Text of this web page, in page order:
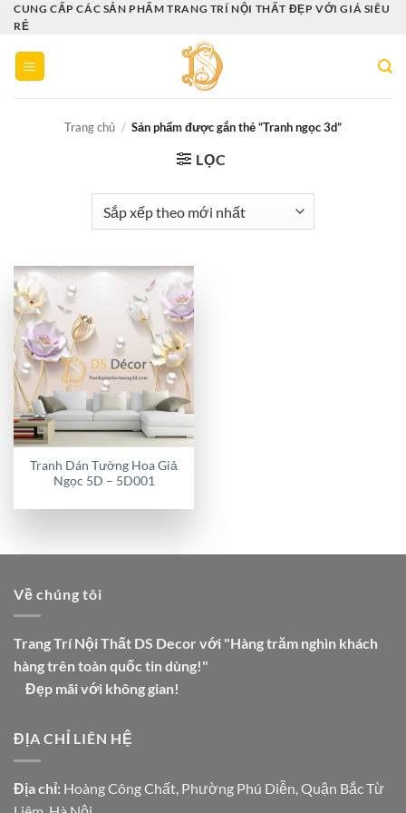
Bỏ
qua
nội
dung
CUNG CẤP CÁC SẢN PHẨM TRANG TRÍ NỘI THẤT ĐẸP VỚI GIÁ SIÊU
RẺ
Trang chủ / Sản phẩm được gắn thẻ “Tranh ngọc 3d”
LỌC
Tranh Dán Tường Hoa Giả
Ngọc 5D – 5D001
Về chúng tôi
Trang Trí Nội Thất DS Decor với "Hàng trăm nghìn khách
hàng trên toàn quốc tin dùng!"
Đẹp mãi với không gian!
ĐỊA CHỈ LIÊN HỆ
Địa chỉ: Hoàng Công Chất, Phường Phú Diễn, Quận Bắc Từ